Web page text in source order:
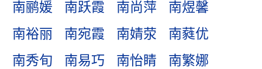
南鹂媛
南跃霞 南尚萍
南煜馨
南裕丽
南宛霞 南婧荥
南蕤优
南秀旬
南易巧 南怡睛
南繁娜